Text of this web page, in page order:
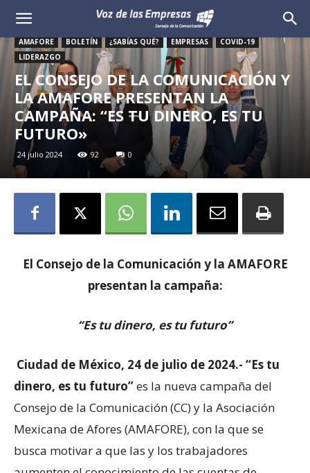
Voz
Empresas
AMAFORE BOLETÍN ¿SABÍAS QUÉ? EMPRESAS
COVID-19
LIDERAZGO
EL CONSEJO DE LA COMUNICACIÓN Y
LA AMAFORE PRESENTAN LA
CAMPAÑA: “ES TU DINERO, ES TU
FUTURO»
24 julio 2024 92 0
El Consejo de la Comunicación y la AMAFORE
presentan la campaña:
“Es tu dinero, es tu futuro”
Ciudad de México, 24 de julio de 2024.- “Es tu
dinero, es tu futuro”es la nueva campaña del
Consejo de la Comunicación (CC) y la Asociación
Mexicana de Afores (AMAFORE), con la que se
busca motivar a que las y los trabajadores